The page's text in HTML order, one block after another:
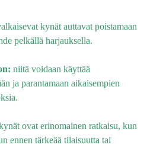
kynät auttavat poistamaan
pelkällä harjauksella.
niitä voidaan käyttää
ja parantamaan aikaisempien
ovat erinomainen ratkaisu, kun
ennen tärkeää tilaisuutta tai